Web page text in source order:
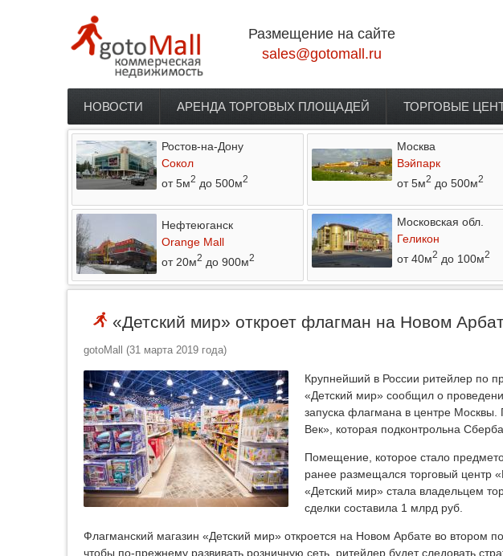
Размещение на сайте
sales@gotomall.ru
Главное меню
НОВОСТИ АРЕНДА ТОРГОВЫХ ПЛОЩАДЕЙ ТОРГОВЫЕ
Ростов-на-Дону
Сокол
от 5м2 до 500м2
Москва
Вэйпарк
от 5м2 до 500м2
Нефтеюганск
Orange Mall
от 20м2 до 900м2
Московская обл.
Геликон
от 40м2 до 100м2
«Детский мир» откроет флагман на Новом
gotoMall (31 марта 2019 года)
Крупнейший в России ритейлер по
«Детский мир» сообщил о
запуска флагмана в центре
Век», которая подконтрольна
Помещение, которое стало
ранее размещался торговый центр
«Детский мир» стала владельцем
сделки составила 1 млрд руб.
Флагманский магазин «Детский мир» откроется на Новом Арбате во втором
чтобы по-прежнему развивать розничную сеть, ритейлер будет следовать